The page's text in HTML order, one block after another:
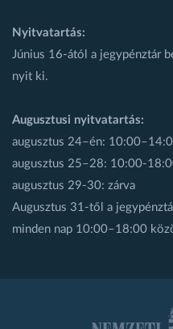
Nyitvatartás:
Június 16-ától a jegypénztár
nyit ki.
Augusztusi nyitvatartás:
augusztus 24–én:
augusztus 25–28: 10:00-
augusztus 29-30: zárva
Augusztus 31-től a
minden nap 10:00–18:00